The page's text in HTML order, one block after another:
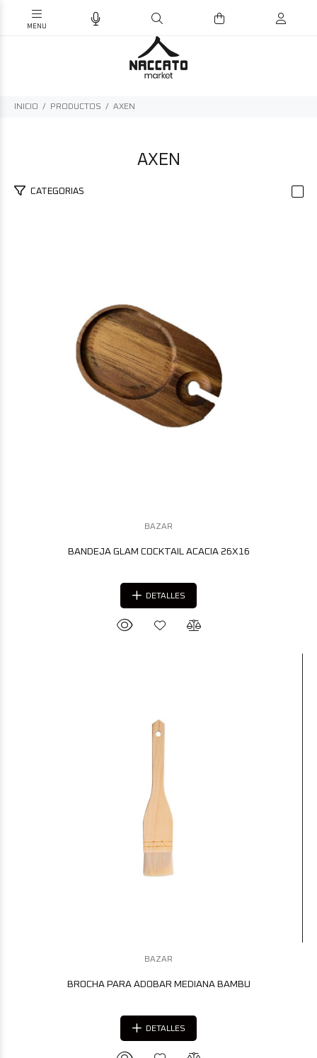
INICIO PRODUCTOS AXEN
AXEN
CATEGORIAS
BAZAR
BANDEJA GLAM COCKTAIL ACACIA 26X16
DETALLES
BAZAR
BROCHA PARA ADOBAR MEDIANA BAMBU
DETALLES